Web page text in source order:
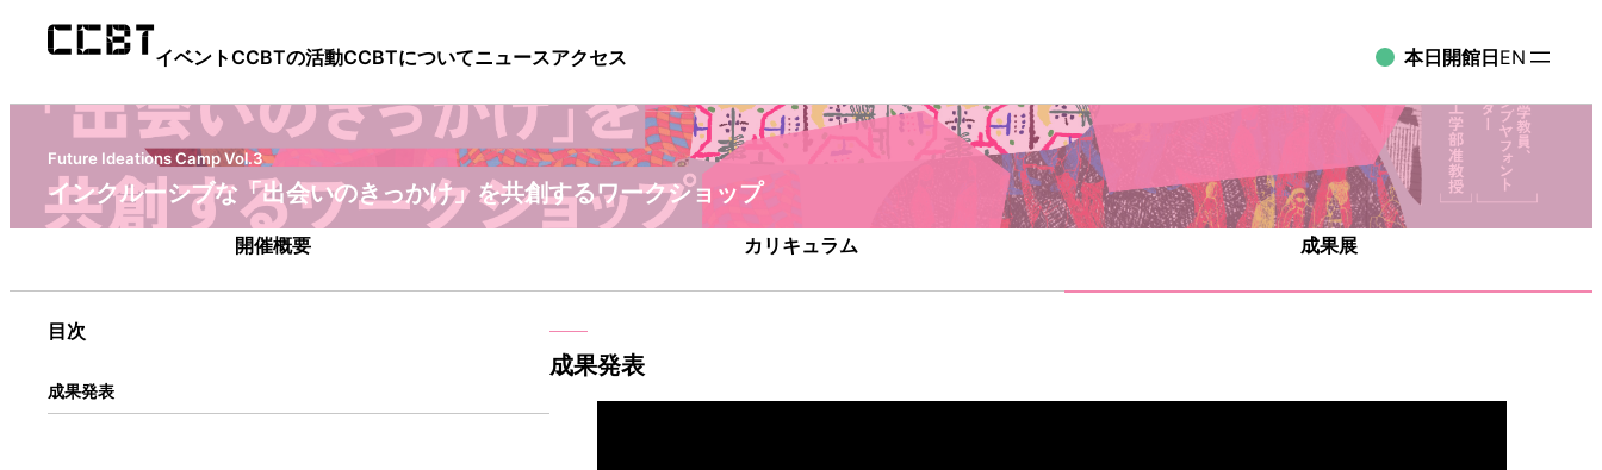
本日開館日EN
イベントCCBTの活動CCBTについてニュースアクセス
Future Ideations Camp Vol.3
インクルーシブな「出会いのきっかけ」を共創するワークショップ
開催概要 カリキュラム 成果展
目次
成果発表
成果発表